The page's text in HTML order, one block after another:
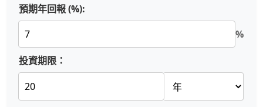
預期年回報 (%):
%
投資期限：